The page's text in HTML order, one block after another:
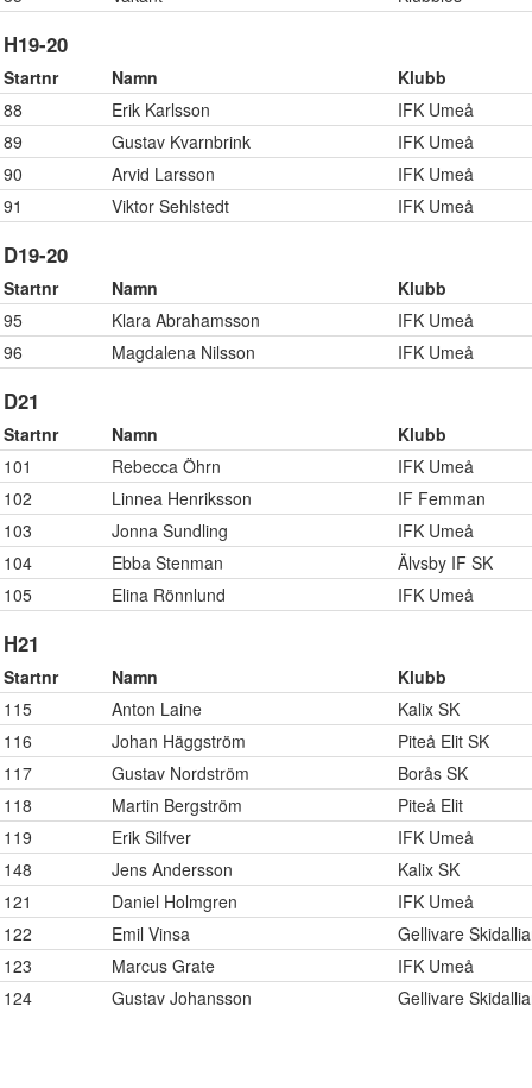
H19-20
Startnr Namn
Klubb
88
Erik Karlsson
IFK Umeå
89
Gustav Kvarnbrink
IFK Umeå
90
Arvid Larsson
IFK Umeå
91
Viktor Sehlstedt IFK Umeå
D19-20
Startnr Namn
Klubb
95
Klara Abrahamsson
IFK Umeå
96
Magdalena Nilsson IFK Umeå
D21
Startnr Namn
Klubb
101
Rebecca Öhrn
IFK Umeå
102
Linnea Henriksson
IF Femman
103
Jonna Sundling
IFK Umeå
104
Ebba Stenman
Älvsby IF SK
105
Elina Rönnlund IFK Umeå
H21
Startnr Namn
Klubb
115
Anton Laine
Kalix SK
116
Johan Häggström
Piteå Elit SK
117
Gustav Nordström
Borås SK
118
Martin Bergström
Piteå Elit
119
Erik Silfver
IFK Umeå
148
Jens Andersson
Kalix SK
121
Daniel Holmgren
IFK Umeå
122
Emil Vinsa
Gellivare
123
Marcus Grate
IFK Umeå
124
Gustav Johansson Gellivare